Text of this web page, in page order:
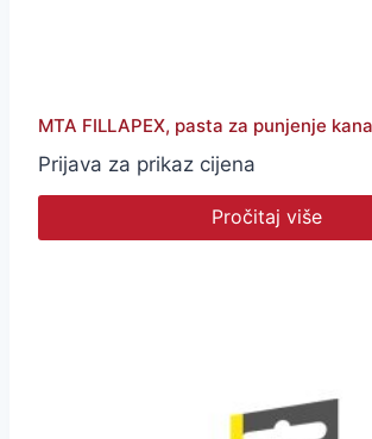
MTA FILLAPEX, pasta za punjenje
Prijava za prikaz cijena
Pročitaj više